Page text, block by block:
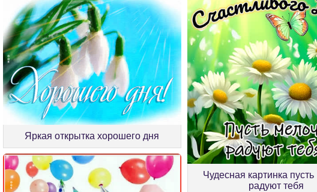
Яркая открытка хорошего дня
Чудесная картинка
радуют тебя